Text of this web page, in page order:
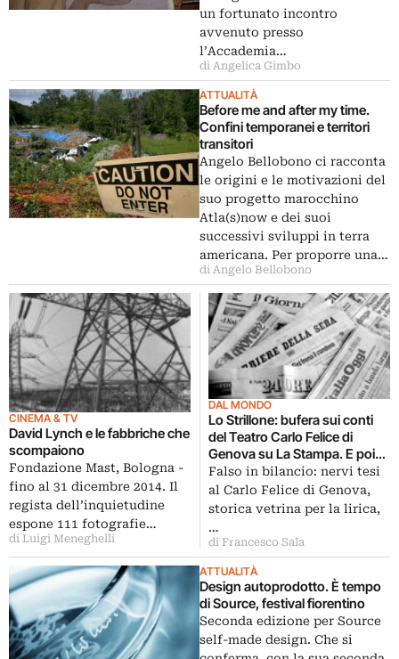
un fortunato incontro
avvenuto presso
l’Accademia…
di Angelica Gimbo
ATTUALITÀ
Before me and after my time.
Confini temporanei e territori
transitori
Angelo Bellobono ci racconta
le origini e le motivazioni del
suo progetto marocchino
Atla(s)now e dei suoi
successivi sviluppi in terra
americana. Per proporre una…
di Angelo Bellobono
CINEMA & TV
David Lynch e le fabbriche che
scompaiono
Fondazione Mast, Bologna -
fino al 31 dicembre 2014. Il
regista dell’inquietudine
espone 111 fotografie…
di Luigi Meneghelli
DAL MONDO
Lo Strillone: bufera sui conti
del Teatro Carlo Felice di
Genova su La Stampa. E poi
Tolstoj on-line, restauri ok a
Pompei…
Falso in bilancio: nervi tesi
al Carlo Felice di Genova,
storica vetrina per la lirica,
…
di Francesco Sala
ATTUALITÀ
Design autoprodotto. È tempo
di Source, festival fiorentino
Seconda edizione per Source
self-made design. Che si